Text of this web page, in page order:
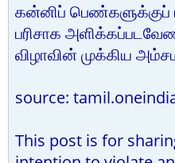
கன்னிப் பெண்களுக்குப்
பரிசாக
விழாவின் முக்கிய
source:
This post is for